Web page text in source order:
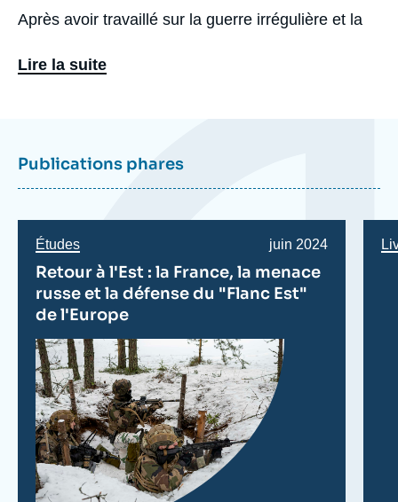
Après avoir travaillé sur la guerre irrégulière et la
à couvrir les enjeux stratégiques plus généraux, et
XXIesiècle, coécrit avec Marc Hecker, (Robert
Lire la suite
unePublications phares
Études
Date
publication
juin 2024
Retour à l'Est : la France, la menace
russe et la défense du "Flanc Est"
de l'Europe